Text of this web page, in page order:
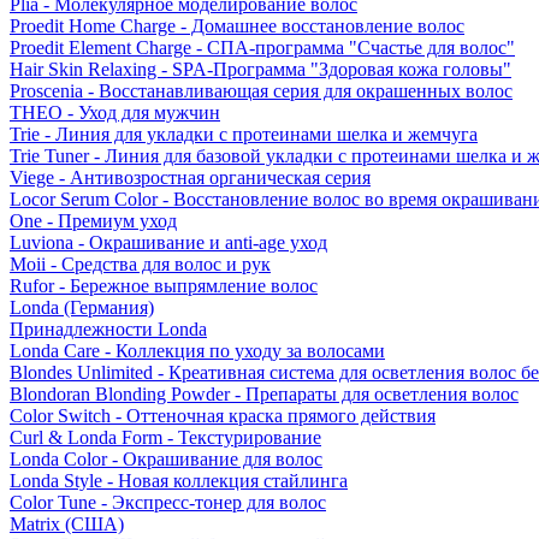
Plia - Молекулярное моделирование волос
Proedit Home Charge - Домашнее восстановление волос
Proedit Element Charge - СПА-программа "Счастье для волос"
Hair Skin Relaxing - SPA-Программа "Здоровая кожа головы"
Proscenia - Восстанавливающая серия для окрашенных волос
THEO - Уход для мужчин
Trie - Линия для укладки с протеинами шелка и жемчуга
Trie Tuner - Линия для базовой укладки с протеинами шелка и
Viege - Антивозростная органическая серия
Locor Serum Color - Восстановление волос во время
One - Премиум уход
Luviona - Окрашивание и anti-age уход
Moii - Средства для волос и рук
Rufor - Бережное выпрямление волос
Londa (Германия)
Принадлежности Londa
Londa Care - Коллекция по уходу за волосами
Blondes Unlimited - Креативная система для осветления волос
Blondoran Blonding Powder - Препараты для осветления волос
Color Switch - Оттеночная краска прямого действия
Curl & Londa Form - Текстурирование
Londa Color - Окрашивание для волос
Londa Style - Новая коллекция стайлинга
Color Tune - Экспресс-тонер для волос
Matrix (США)